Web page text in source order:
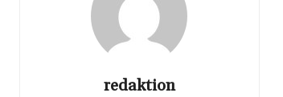
redaktion